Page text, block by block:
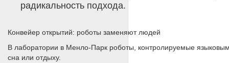
радикальность подхода.
Конвейер открытий: роботы заменяют людей
В лаборатории в Менло-Парк роботы, контролируемые
сна или отдыху.